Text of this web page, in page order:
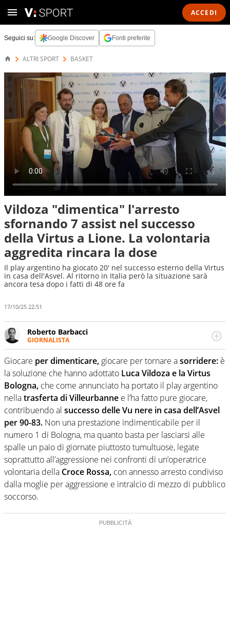
ACCEDI
Seguici su: Google Discover Fonti preferite
ALTRI SPORT BASKET
Vildoza "dimentica" l'arresto
sfornando 7 assist nel successo
della Virtus a Lione. La volontaria
aggredita rincara la dose
Il play argentino ha giocato 20' nel successo esterno della Virtus
in casa dell'Asvel. Al ritorno in Italia però la situazione sarà
ancora tesa dopo i fatti di 48 ore fa
17/10/25 22:51
Roberto Barbacci
GIORNALISTA
Giornalista (pubblicista) sportivo a tutto campo, è il
tuttologo di Virgilio Sport. Provate a chiedergli di boxe, di
scherma, di volley o di curling: ve ne farà innamorare
Giocare per dimenticare, giocare per tornare asorridere: è
la soluzione che hanno adottato Luca Vildoza e la Virtus
Bologna, che come annunciato ha portato il play argentino
nellatrasferta di Villeurbanne e l’ha fatto pure giocare,
contribuendo al successo delle Vu nere in casa dell’Asvel
per 90-83. Non una prestazione indimenticabile per il
numero 1 di Bologna, ma quanto basta per lasciarsi alle
spalle un paio di giornate piuttosto tumultuose, legate
soprattutto all’aggressione nei confronti di un’operatrice
volontaria della Croce Rossa, con annesso arresto condiviso
dalla moglie per aggressione e intralcio di mezzo di pubblico
soccorso.